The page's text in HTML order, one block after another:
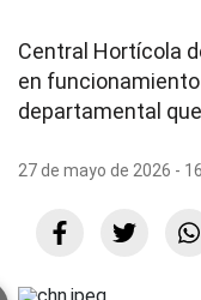
Central Hortícola
en
departamental
27 de mayo de 2026 -